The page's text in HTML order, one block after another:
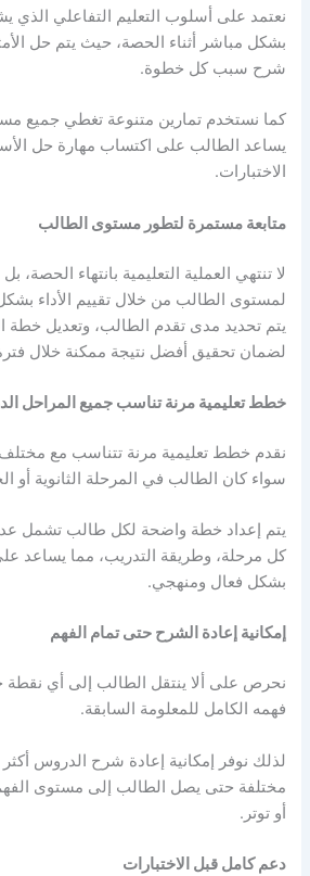
نعتمد على أسلوب التعليم التفاعلي الذي
بشكل مباشر أثناء الحصة، حيث يتم حل
شرح سبب كل خطوة.
كما نستخدم تمارين متنوعة تغطي جميع
يساعد الطالب على اكتساب مهارة حل
الاختبارات.
متابعة مستمرة لتطور مستوى الطالب
لا تنتهي العملية التعليمية بانتهاء الحصة،
لمستوى الطالب من خلال تقييم الأداء
يتم تحديد مدى تقدم الطالب، وتعديل خطة
لضمان تحقيق أفضل نتيجة ممكنة خلال
خطط تعليمية مرنة تناسب جميع المراحل
نقدم خطط تعليمية مرنة تتناسب مع مختلف
سواء كان الطالب في المرحلة الثانوية أو
يتم إعداد خطة واضحة لكل طالب تشمل
كل مرحلة، وطريقة التدريب، مما يساعد
بشكل فعال ومنهجي.
إمكانية إعادة الشرح حتى تمام الفهم
نحرص على ألا ينتقل الطالب إلى أي نقطة
فهمه الكامل للمعلومة السابقة.
لذلك نوفر إمكانية إعادة شرح الدروس
مختلفة حتى يصل الطالب إلى مستوى
أو توتر.
دعم كامل قبل الاختبارات